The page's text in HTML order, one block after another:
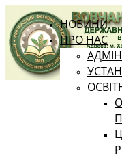
НОВИНИ
ПРО НАС